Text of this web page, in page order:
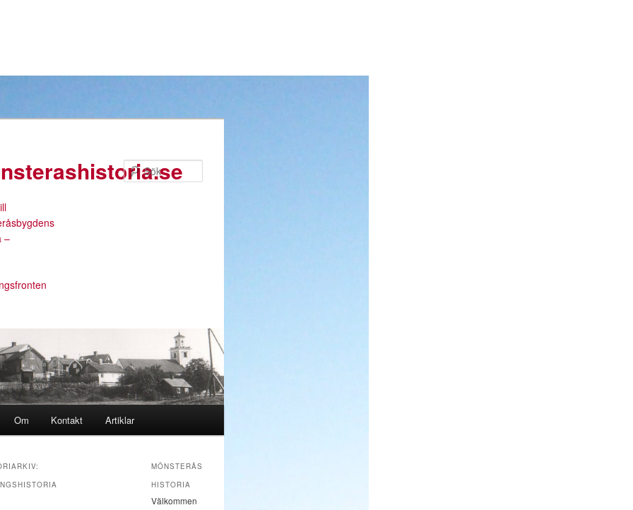
–
till huvudinnehåll
till sekundärt innehåll
Om Kontakt Artiklar
MÖNSTERÅS
HISTORIA
Välkommen